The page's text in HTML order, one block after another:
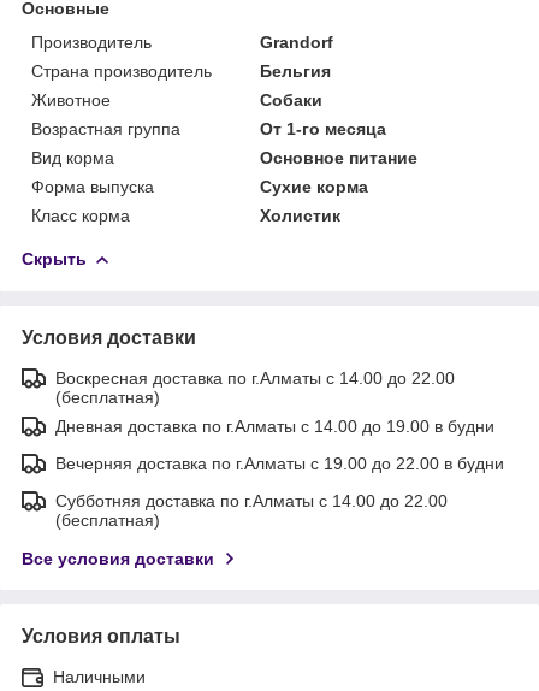
Основные
Производитель
Grandorf
Страна производитель
Бельгия
Животное
Собаки
Возрастная группа
От 1-го месяца
Вид корма
Основное питание
Форма выпуска
Сухие корма
Класс корма
Холистик
Скрыть
Условия доставки
Воскресная доставка по г.Алматы с 14.00 до 22.00
(бесплатная)
Дневная доставка по г.Алматы с 14.00 до 19.00 в будни
Вечерняя доставка по г.Алматы с 19.00 до 22.00 в будни
Субботняя доставка по г.Алматы с 14.00 до 22.00
(бесплатная)
Все условия доставки
Условия оплаты
Наличными